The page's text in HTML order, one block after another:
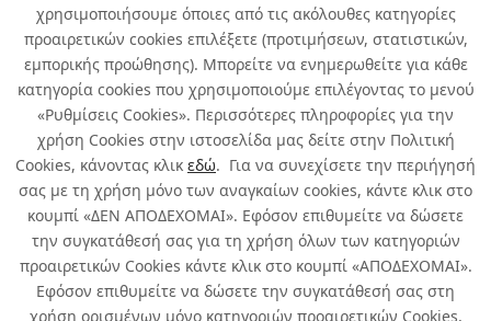
χρησιμοποιήσουμε όποιες από τις ακόλουθες κατηγορίες
προαιρετικών cookies επιλέξετε (προτιμήσεων, στατιστικών,
εμπορικής προώθησης). Μπορείτε να ενημερωθείτε για κάθε
κατηγορία cookies που χρησιμοποιούμε επιλέγοντας το μενού
«Ρυθμίσεις Cookies». Περισσότερες πληροφορίες για την
χρήση Cookies στην ιστοσελίδα μας δείτε στην Πολιτική
Cookies, κάνοντας κλικ εδώ. Για να συνεχίσετε την περιήγησή
σας με τη χρήση μόνο των αναγκαίων cookies, κάντε κλικ στο
κουμπί «ΔΕΝ ΑΠΟΔΕΧΟΜΑΙ». Εφόσον επιθυμείτε να δώσετε
την συγκατάθεσή σας για τη χρήση όλων των κατηγοριών
προαιρετικών Cookies κάντε κλικ στο κουμπί «ΑΠΟΔΕΧΟΜΑΙ».
Εφόσον επιθυμείτε να δώσετε την συγκατάθεσή σας στη
χρήση ορισμένων μόνο κατηγοριών προαιρετικών Cookies,
κωδ. 150100685
40τμχ / συσκευασία
Περιορισμένη Διαθεσιμότητα
Σχετικά με εμάς